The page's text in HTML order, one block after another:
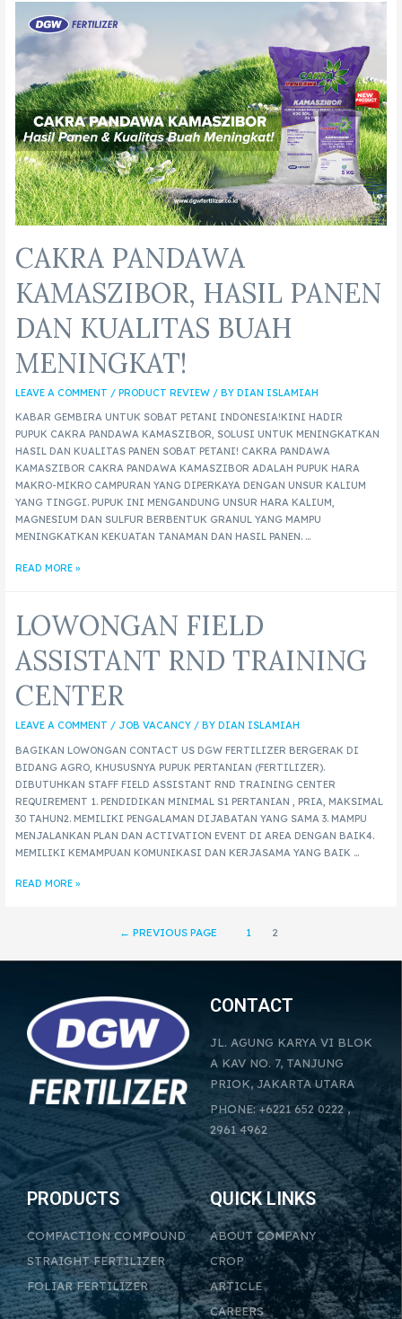
CAKRA PANDAWA
KAMASZIBOR, HASIL PANEN
DAN KUALITAS BUAH
MENINGKAT!
LEAVE A COMMENT / PRODUCT REVIEW/ BY DIAN ISLAMIAH
KABAR GEMBIRA UNTUK SOBAT PETANI INDONESIA!KINI HADIR
PUPUK CAKRA PANDAWA KAMASZIBOR, SOLUSI UNTUK MENINGKATKAN
HASIL DAN KUALITAS PANEN SOBAT PETANI! CAKRA PANDAWA
KAMASZIBOR CAKRA PANDAWA KAMASZIBOR ADALAH PUPUK HARA
MAKRO-MIKRO CAMPURAN YANG DIPERKAYA DENGAN UNSUR KALIUM
YANG TINGGI. PUPUK INI MENGANDUNG UNSUR HARA KALIUM,
MAGNESIUM DAN SULFUR BERBENTUK GRANUL YANG MAMPU
MENINGKATKAN KEKUATAN TANAMAN DAN HASIL PANEN. …
READ MORE »
LOWONGAN FIELD
ASSISTANT RND TRAINING
CENTER
LEAVE A COMMENT / JOB VACANCY/ BY DIAN ISLAMIAH
BAGIKAN LOWONGAN CONTACT US DGW FERTILIZER BERGERAK DI
BIDANG AGRO, KHUSUSNYA PUPUK PERTANIAN (FERTILIZER).
DIBUTUHKAN STAFF FIELD ASSISTANT RND TRAINING CENTER
REQUIREMENT 1. PENDIDIKAN MINIMAL S1 PERTANIAN , PRIA, MAKSIMAL
30 TAHUN2. MEMILIKI PENGALAMAN DIJABATAN YANG SAMA 3. MAMPU
MENJALANKAN PLAN DAN ACTIVATION EVENT DI AREA DENGAN BAIK4.
MEMILIKI KEMAMPUAN KOMUNIKASI DAN KERJASAMA YANG BAIK …
READ MORE »
← PREVIOUS PAGE 1 2
CONTACT
JL. AGUNG KARYA VI BLOK
A KAV NO. 7, TANJUNG
PRIOK, JAKARTA UTARA
PHONE: +6221 652 0222 ,
2961 4962
PRODUCTS
COMPACTION COMPOUND
STRAIGHT FERTILIZER
FOLIAR FERTILIZER
QUICK LINKS
ABOUT COMPANY
CROP
ARTICLE
CAREERS